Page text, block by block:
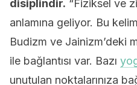
disiplindir. “Fiziksel ve
anlamına geliyor. Bu
Budizm ve Jainizm’deki
ile bağlantısı var. Bazı
unutulan noktalarınıza